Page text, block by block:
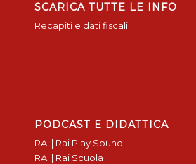
SCARICA TUTTE LE INFO
Recapiti e dati fiscali
PODCAST E DIDATTICA
RAI | Rai Play Sound
RAI | Rai Scuola